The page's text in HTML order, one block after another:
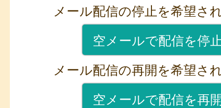
メール配信の停止を希望さ
空メールで配信を停
メール配信の再開を希望さ
空メールで配信を再